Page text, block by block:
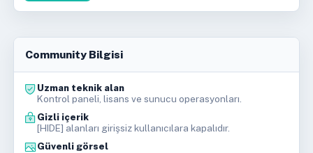
Community Bilgisi
Uzman teknik alan
Kontrol paneli, lisans ve sunucu operasyonları.
Gizli içerik
[HIDE] alanları girişsiz kullanıcılara kapalıdır.
Güvenli görsel